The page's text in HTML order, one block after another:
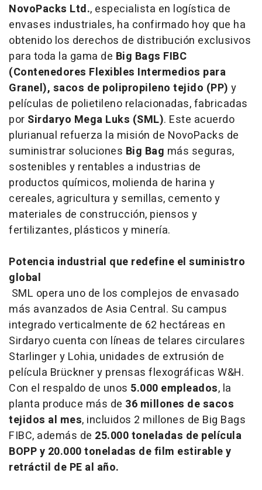
NovoPacks Ltd., especialista en logística de
envases industriales, ha confirmado hoy que ha
obtenido los derechos de distribución exclusivos
para toda la gama de Big Bags FIBC
(Contenedores Flexibles Intermedios para
Granel), sacos de polipropileno tejido (PP) y
películas de polietileno relacionadas, fabricadas
por Sirdaryo Mega Luks (SML). Este acuerdo
plurianual refuerza la misión de NovoPacks de
suministrar soluciones Big Bag más seguras,
sostenibles y rentables a industrias de
productos químicos, molienda de harina y
cereales, agricultura y semillas, cemento y
materiales de construcción, piensos y
fertilizantes, plásticos y minería.
Potencia industrial que redefine el suministro
global
SML opera uno de los complejos de envasado
más avanzados de Asia Central. Su campus
integrado verticalmente de 62 hectáreas en
Sirdaryo cuenta con líneas de telares circulares
Starlinger y Lohia, unidades de extrusión de
película Brückner y prensas flexográficas W&H.
Con el respaldo de unos 5.000 empleados, la
planta produce más de 36 millones de sacos
tejidos al mes, incluidos 2 millones de Big Bags
FIBC, además de 25.000 toneladas de película
BOPP y 20.000 toneladas de film estirable y
retráctil de PE al año.